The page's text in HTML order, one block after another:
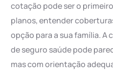
cotação pode ser o
planos, entender
opção para a sua família. A
de seguro saúde pode
mas com orientação